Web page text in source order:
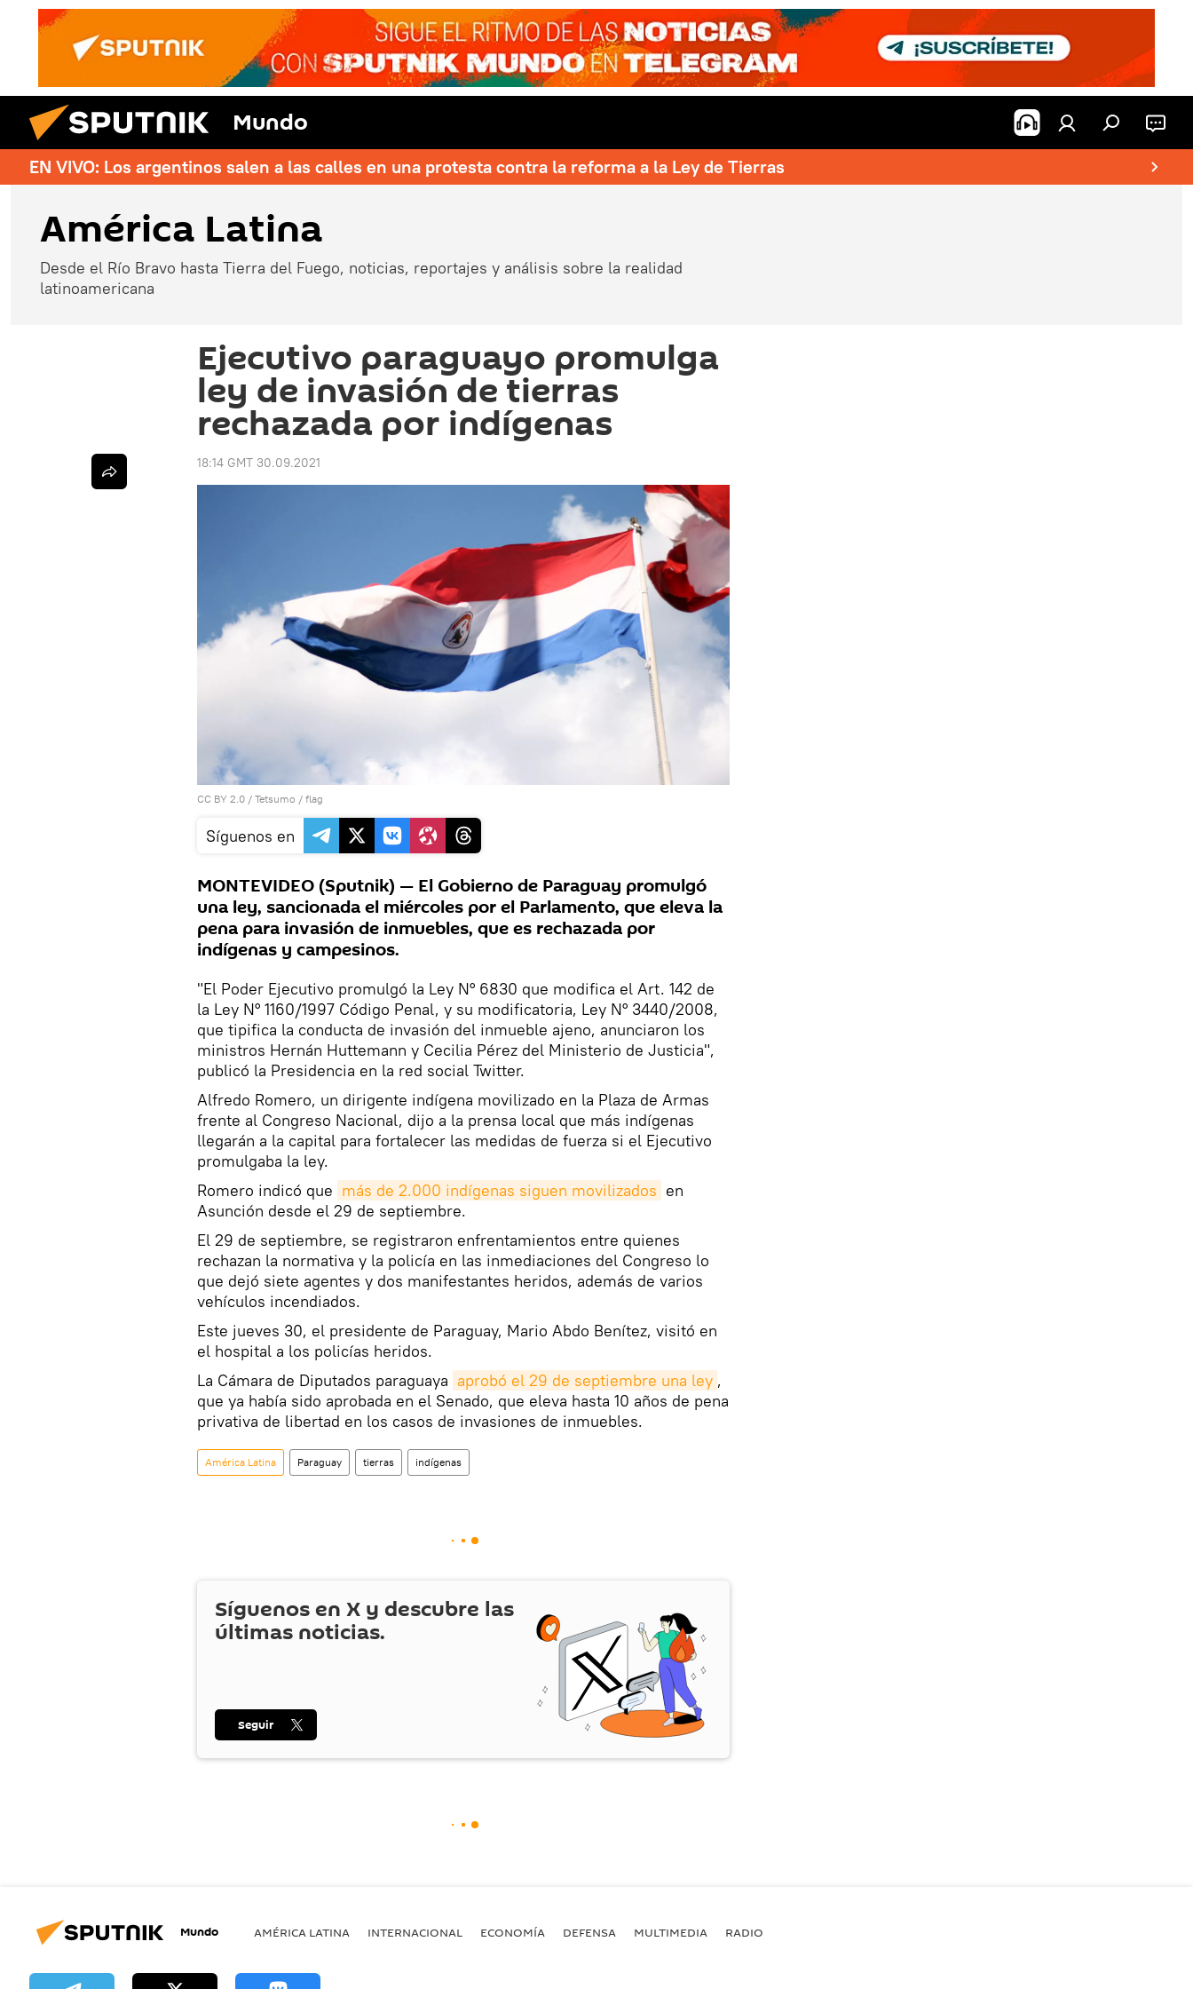
Mundo
EN VIVO: Los argentinos salen a las calles en una protesta contra la reforma a la Ley de Tierras
América Latina
Desde el Río Bravo hasta Tierra del Fuego, noticias, reportajes y análisis sobre la realidad
latinoamericana
Ejecutivo paraguayo promulga
ley de invasión de tierras
rechazada por indígenas
18:14 GMT 30.09.2021
CC BY 2.0 / Tetsumo / flag
Síguenos en
MONTEVIDEO (Sputnik) — El Gobierno de Paraguay promulgó
una ley, sancionada el miércoles por el Parlamento, que eleva la
pena para invasión de inmuebles, que es rechazada por
indígenas y campesinos.
"El Poder Ejecutivo promulgó la Ley N° 6830 que modifica el Art. 142 de
la Ley N° 1160/1997 Código Penal, y su modificatoria, Ley N° 3440/2008,
que tipifica la conducta de invasión del inmueble ajeno, anunciaron los
ministros Hernán Huttemann y Cecilia Pérez del Ministerio de Justicia",
publicó la Presidencia en la red social Twitter.
Alfredo Romero, un dirigente indígena movilizado en la Plaza de Armas
frente al Congreso Nacional, dijo a la prensa local que más indígenas
llegarán a la capital para fortalecer las medidas de fuerza si el Ejecutivo
promulgaba la ley.
Romero indicó que más de 2.000 indígenas siguen movilizados en
Asunción desde el 29 de septiembre.
El 29 de septiembre, se registraron enfrentamientos entre quienes
rechazan la normativa y la policía en las inmediaciones del Congreso lo
que dejó siete agentes y dos manifestantes heridos, además de varios
vehículos incendiados.
Este jueves 30, el presidente de Paraguay, Mario Abdo Benítez, visitó en
el hospital a los policías heridos.
La Cámara de Diputados paraguaya aprobó el 29 de septiembre una ley ,
que ya había sido aprobada en el Senado, que eleva hasta 10 años de pena
privativa de libertad en los casos de invasiones de inmuebles.
América Latina Paraguay tierras indígenas
Síguenos en X y descubre las
últimas noticias.
Seguir
Mundo AMÉRICA LATINA INTERNACIONAL ECONOMÍA DEFENSA MULTIMEDIA RADIO